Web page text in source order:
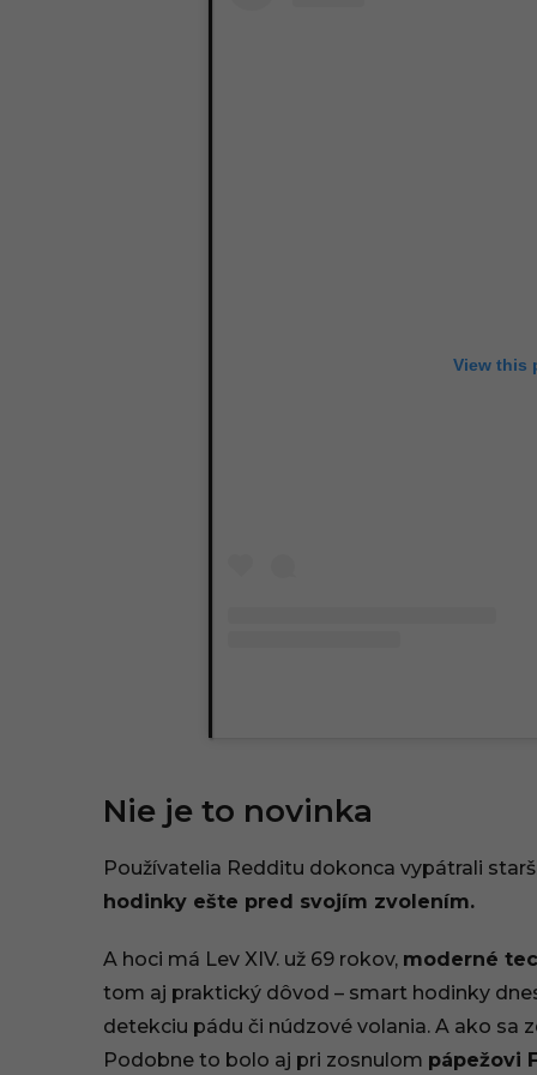
View this
Nie je to novinka
Používatelia Redditu dokonca vypátrali
hodinky ešte pred svojím zvolením.
A hoci má Lev XIV. už 69 rokov, moderné
tom aj praktický dôvod – smart hodinky
detekciu pádu či núdzové volania. A ako sa
Podobne to bolo aj pri zosnulom pápežovi